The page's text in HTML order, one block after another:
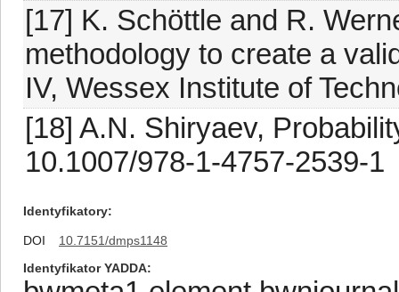
[17] K. Schöttle and R.
methodology to create a
IV, Wessex Institute of
[18] A.N. Shiryaev,
10.1007/978-1-4757-2539-1
Identyfikatory
DOI
10.7151/dmps1148
Identyfikator YADDA